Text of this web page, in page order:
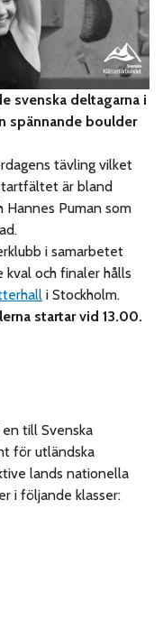
svenska deltagarna i
spännande boulder
tävling vilket
är bland
Hannes Puman som
i samarbetet
och finaler hålls
i Stockholm.
startar vid 13.00.
till Svenska
för utländska
lands nationella
i följande klasser: